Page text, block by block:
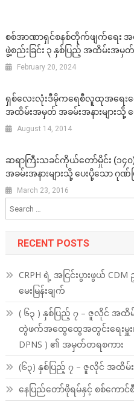
စစ်အာဏာရှင်စနစ်တိုက်ဖျက်ရေး
ဖွဲ့စည်းခြင်း ၃ နှစ်ပြည့် အထိမ်း
February 20, 2024
ရှစ်လေးလုံးဒီမိုကရေစီလူထုအရေးတ
အထိမ်းအမှတ် အခမ်းအနားများ
August 14, 2014
ဆရာကြီးသခင်ကိုယ်တော်မှိုင်း (၁၄၀
အခမ်းအနားများသို့ ပေးပို့သော
March 23, 2016
RECENT POSTS
CRPH ရဲ့ အငြင်းပွားဖွယ်
မေးမြန်းချက်
( ၆၃ ) နှစ်ပြည့် ၇ – ဇူလိုင် အထိ
တွဲဖက်အထွေထွေအတွင်းရေးမှူ
DPNS ) ၏ အမှတ်တရစကား
(၆၃) နှစ်ပြည့် ၇ – ဇူလိုင် အထိ
နေပြည်တော်ဖိုရမ်နှင့် စစ်ကော